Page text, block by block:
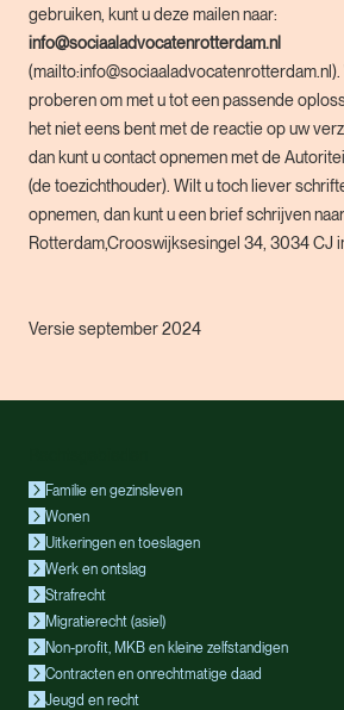
gebruiken, kunt u deze mailen naar:
info@sociaaladvocatenrotterdam.nl
(mailto:info@sociaaladvocatenrotterdam.nl).
proberen om met u tot een passende
het niet eens bent met de reactie op uw
dan kunt u contact opnemen met de
(de toezichthouder). Wilt u toch liever
opnemen, dan kunt u een brief schrijven
Rotterdam,Crooswijksesingel 34, 3034 CJ
Versie september 2024
Familie en gezinsleven
Wonen
Uitkeringen en toeslagen
Werk en ontslag
Strafrecht
Migratierecht (asiel)
Non-profit, MKB en kleine zelfstandigen
Contracten en onrechtmatige daad
Jeugd en recht